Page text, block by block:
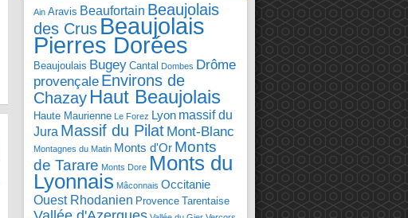
Ain Aravis Beaufortain Beaujolais
des Crus Beaujolais
Pierres Dorées
Beaujoulais Bugey Cantal Dombes Drôme
provençale Environs de
Chazay Haut Beaujolais
Haute Maurienne Le Forez Lyon massif du
Jura Massif du Pilat Mont-Blanc
Montagnes du Matin Monts d'Or Monts
de Tarare Monts Dore Monts du
Lyonnais Mâconnais Occitanie
Ouest Rhodanien Provence Tarentaise